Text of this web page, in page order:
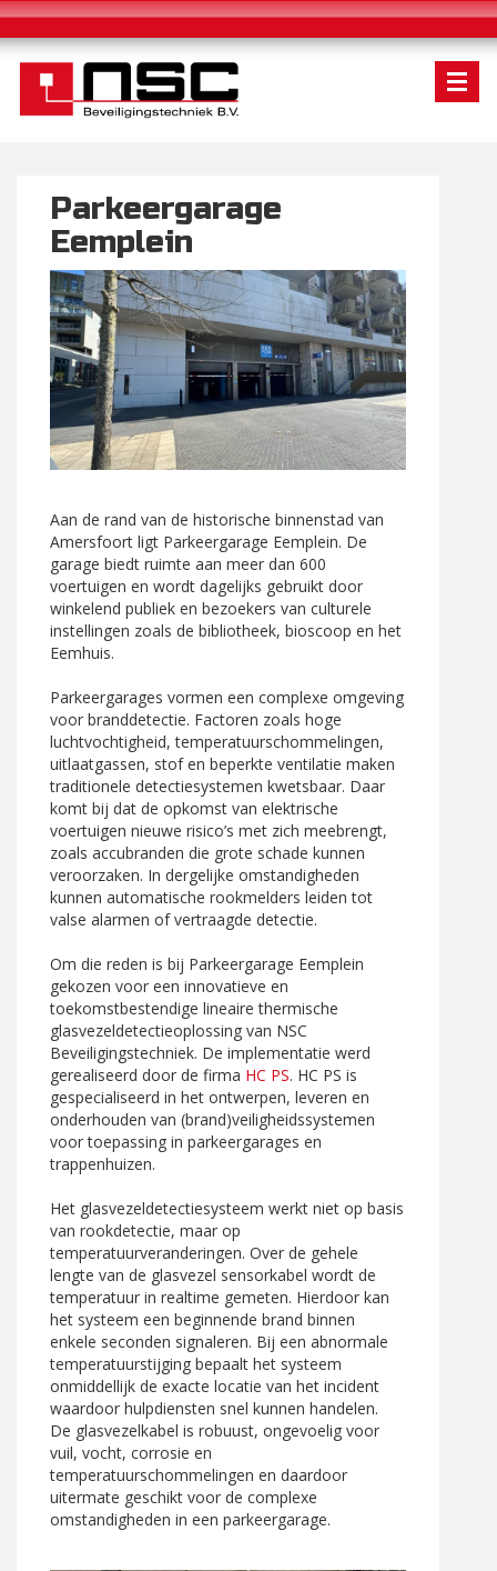
Parkeergarage
Eemplein
Aan de rand van de historische binnenstad van
Amersfoort ligt Parkeergarage Eemplein. De
garage biedt ruimte aan meer dan 600
voertuigen en wordt dagelijks gebruikt door
winkelend publiek en bezoekers van culturele
instellingen zoals de bibliotheek, bioscoop en het
Eemhuis.
Parkeergarages vormen een complexe omgeving
voor branddetectie. Factoren zoals hoge
luchtvochtigheid, temperatuurschommelingen,
uitlaatgassen, stof en beperkte ventilatie maken
traditionele detectiesystemen kwetsbaar. Daar
komt bij dat de opkomst van elektrische
voertuigen nieuwe risico’s met zich meebrengt,
zoals accubranden die grote schade kunnen
veroorzaken. In dergelijke omstandigheden
kunnen automatische rookmelders leiden tot
valse alarmen of vertraagde detectie.
Om die reden is bij Parkeergarage Eemplein
gekozen voor een innovatieve en
toekomstbestendige lineaire thermische
glasvezeldetectieoplossing van NSC
Beveiligingstechniek. De implementatie werd
gerealiseerd door de firma HC PS. HC PS is
gespecialiseerd in het ontwerpen, leveren en
onderhouden van (brand)veiligheidssystemen
voor toepassing in parkeergarages en
trappenhuizen.
Het glasvezeldetectiesysteem werkt niet op basis
van rookdetectie, maar op
temperatuurveranderingen. Over de gehele
lengte van de glasvezel sensorkabel wordt de
temperatuur in realtime gemeten. Hierdoor kan
het systeem een beginnende brand binnen
enkele seconden signaleren. Bij een abnormale
temperatuurstijging bepaalt het systeem
onmiddellijk de exacte locatie van het incident
waardoor hulpdiensten snel kunnen handelen.
De glasvezelkabel is robuust, ongevoelig voor
vuil, vocht, corrosie en
temperatuurschommelingen en daardoor
uitermate geschikt voor de complexe
omstandigheden in een parkeergarage.